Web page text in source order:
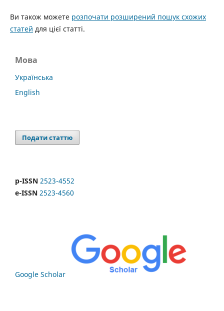
Ви також можете розпочати розширений пошук схожих
статей для цієї статті.
Мова
Українська
English
Подати статтю
p-ISSN 2523-4552
e-ISSN 2523-4560
Google Scholar